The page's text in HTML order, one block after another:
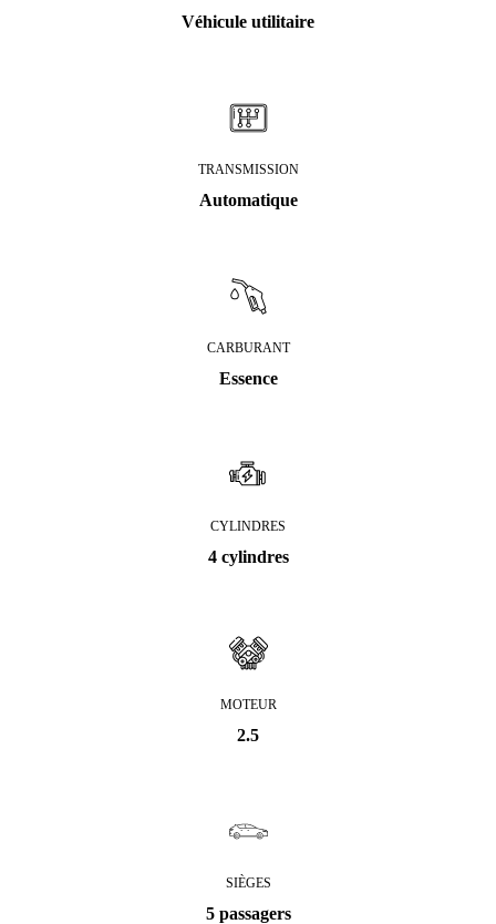
Véhicule utilitaire
TRANSMISSION
Automatique
CARBURANT
Essence
CYLINDRES
4 cylindres
MOTEUR
2.5
SIÈGES
5 passagers